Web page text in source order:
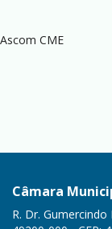
Ascom CME
Câmara
R. Dr.